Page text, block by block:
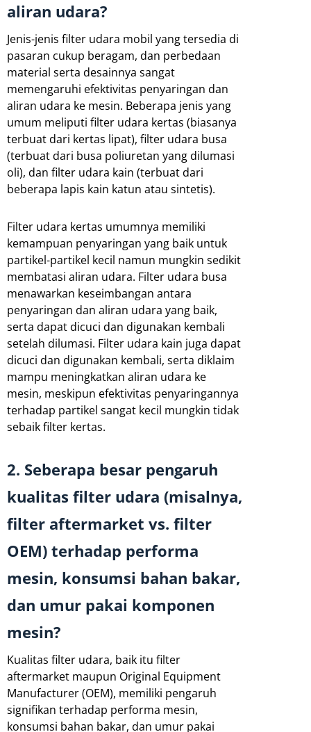
aliran udara?
Jenis-jenis filter udara mobil yang tersedia di
pasaran cukup beragam, dan perbedaan
material serta desainnya sangat
memengaruhi efektivitas penyaringan dan
aliran udara ke mesin. Beberapa jenis yang
umum meliputi filter udara kertas (biasanya
terbuat dari kertas lipat), filter udara busa
(terbuat dari busa poliuretan yang dilumasi
oli), dan filter udara kain (terbuat dari
beberapa lapis kain katun atau sintetis).
Filter udara kertas umumnya memiliki
kemampuan penyaringan yang baik untuk
partikel-partikel kecil namun mungkin sedikit
membatasi aliran udara. Filter udara busa
menawarkan keseimbangan antara
penyaringan dan aliran udara yang baik,
serta dapat dicuci dan digunakan kembali
setelah dilumasi. Filter udara kain juga dapat
dicuci dan digunakan kembali, serta diklaim
mampu meningkatkan aliran udara ke
mesin, meskipun efektivitas penyaringannya
terhadap partikel sangat kecil mungkin tidak
sebaik filter kertas.
2. Seberapa besar pengaruh
kualitas filter udara (misalnya,
filter aftermarket vs. filter
OEM) terhadap performa
mesin, konsumsi bahan bakar,
dan umur pakai komponen
mesin?
Kualitas filter udara, baik itu filter
aftermarket maupun Original Equipment
Manufacturer (OEM), memiliki pengaruh
signifikan terhadap performa mesin,
konsumsi bahan bakar, dan umur pakai